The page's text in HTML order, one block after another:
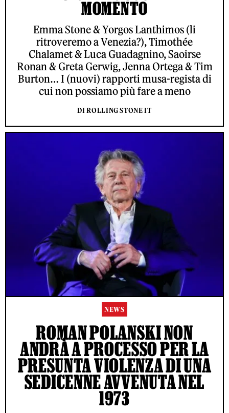
MOMENTO
Emma Stone & Yorgos Lanthimos (li
ritroveremo a Venezia?), Timothée
Chalamet & Luca Guadagnino, Saoirse
Ronan & Greta Gerwig, Jenna Ortega & Tim
Burton… I (nuovi) rapporti musa-regista di
cui non possiamo più fare a meno
DI ROLLING STONE IT
NEWS
ROMAN POLANSKI NON
ANDRÀ A PROCESSO PER LA
PRESUNTA VIOLENZA DI UNA
SEDICENNE AVVENUTA NEL
1973